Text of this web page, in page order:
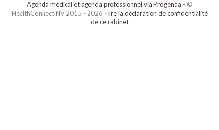
Agenda médical et agenda professionnel via Progenda - ©
HealthConnect NV 2015 - 2026 - lire la déclaration de confidentialité
de ce cabinet